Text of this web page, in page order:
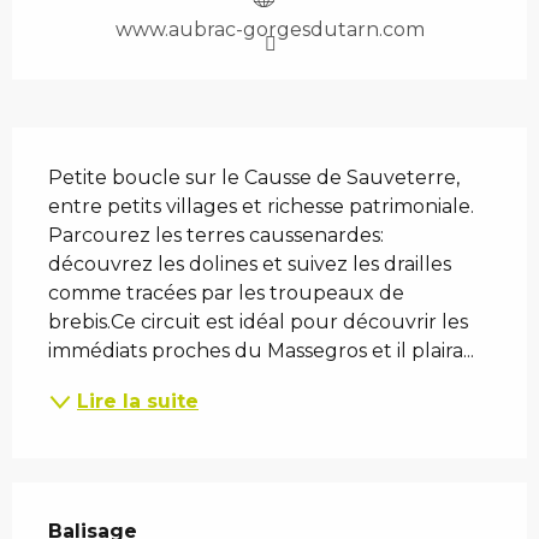
www.aubrac-gorgesdutarn.com
Petite boucle sur le Causse de Sauveterre,
entre petits villages et richesse patrimoniale.
Parcourez les terres caussenardes:
découvrez les dolines et suivez les drailles
comme tracées par les troupeaux de
brebis.Ce circuit est idéal pour découvrir les
immédiats proches du Massegros et il plaira...
Lire la suite
Balisage